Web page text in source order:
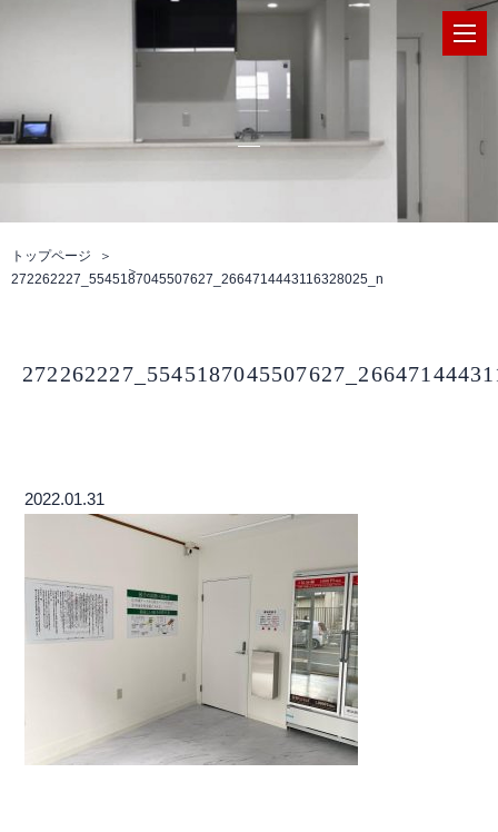
トップページ
272262227_5545187045507627_2664714443116328025_n
2022.01.31